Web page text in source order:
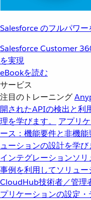
Salesforce のフルパワ
Salesforce Customer
を実現
eBookを読む
サービス
注目のトレーニング
開されたAPIの検出と利
理を学びます。
アプリ
ース：機能要件と非機
ューションの設計を学び
インテグレーションソリ
事例を利用してソリュー
CloudHub技術者／管理
プリケーションの設定